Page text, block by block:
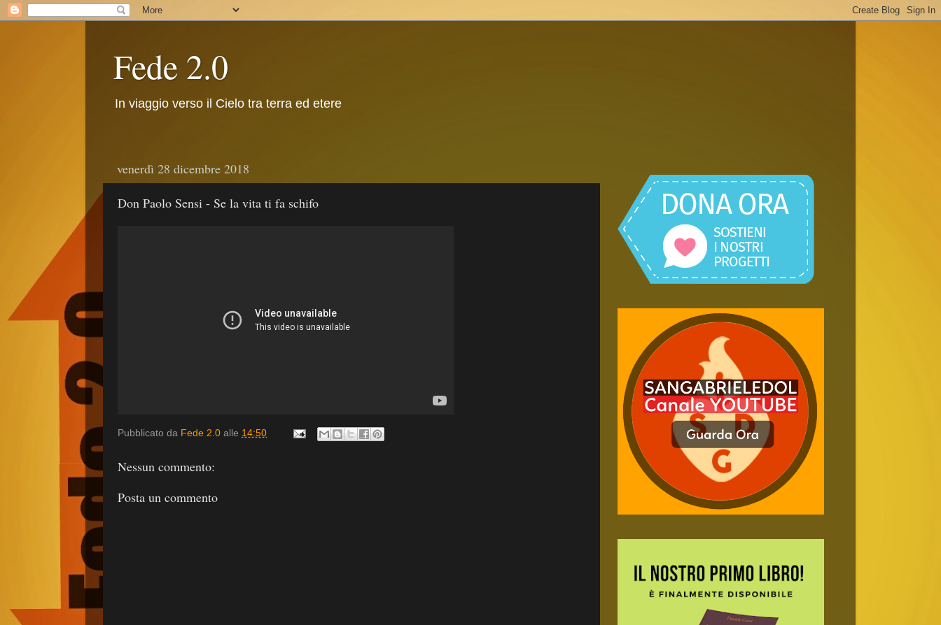
Fede 2.0
In viaggio verso il Cielo tra terra ed etere
venerdì 28 dicembre 2018
Don Paolo Sensi - Se la vita ti fa schifo
Pubblicato da Fede 2.0 alle 14:50
Nessun commento:
Posta un commento